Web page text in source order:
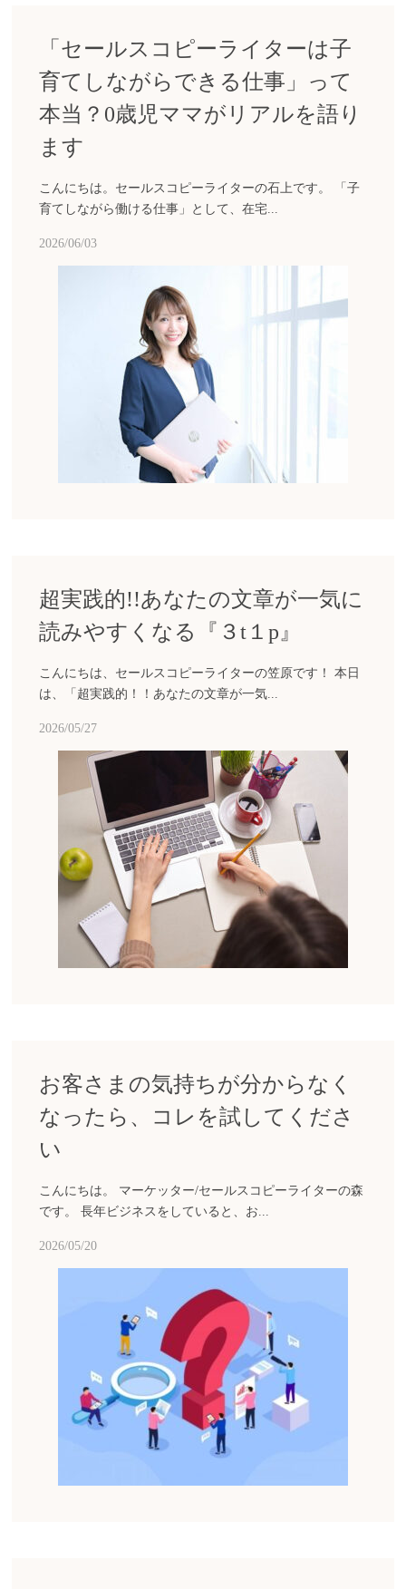
「セールスコピーライターは子
育てしながらできる仕事」って
本当？0歳児ママがリアルを語り
ます
こんにちは。セールスコピーライターの石上です。 「子
育てしながら働ける仕事」として、在宅...
2026/06/03
超実践的!!あなたの文章が一気に
読みやすくなる『３t１p』
こんにちは、セールスコピーライターの笠原です！ 本日
は、「超実践的！！あなたの文章が一気...
2026/05/27
お客さまの気持ちが分からなく
なったら、コレを試してくださ
い
こんにちは。 マーケッター/セールスコピーライターの森
です。 長年ビジネスをしていると、お...
2026/05/20